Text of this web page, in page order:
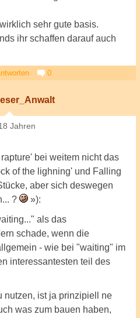
sehr gute basis.
ihr schaffen darauf auch
0
Jahren
bei weitem nicht das
of the lighning' und Falling
aber sich deswegen
?
»):
als das
schade, wenn die
- wie bei "waiting" im
interessantesten teil des
nutzen, ist ja prinzipiell ne
was zum bauen haben,